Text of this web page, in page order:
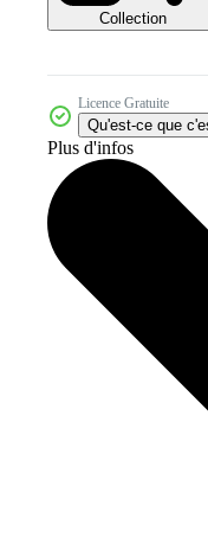
Collection
Licence Gratuite
Qu'est-ce que
Plus d'infos